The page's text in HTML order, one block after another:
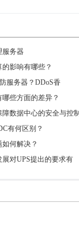
服务器
影响有哪些？
服务器？DDoS香
些方面的差异？
数据中心的安全与控制
有何区别？
何解决？
对UPS提出的要求有